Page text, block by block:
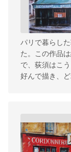
パリで暮らし
た。この作品
で、荻須はこ
好んで描き、